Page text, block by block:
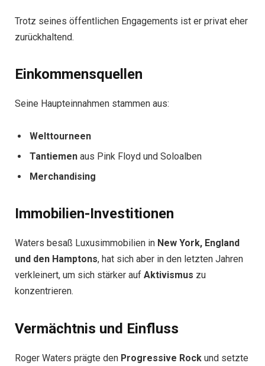
Trotz seines öffentlichen Engagements ist er privat eher
zurückhaltend.
Einkommensquellen
Seine Haupteinnahmen stammen aus:
Welttourneen
Tantiemen aus Pink Floyd und Soloalben
Merchandising
Immobilien-Investitionen
Waters besaß Luxusimmobilien in New York, England
und den Hamptons, hat sich aber in den letzten Jahren
verkleinert, um sich stärker auf Aktivismus zu
konzentrieren.
Vermächtnis und Einfluss
Roger Waters prägte den Progressive Rock und setzte